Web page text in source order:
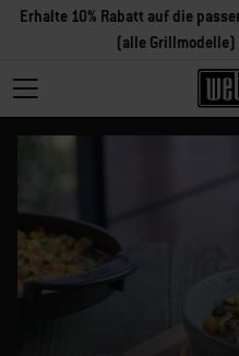
Erhalte 10% Rabatt auf die
(alle Grillmodelle)